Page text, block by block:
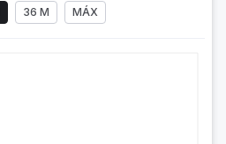
36 M MÁX